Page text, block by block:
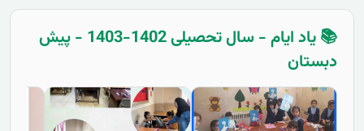
📚 یاد ایام - سال تحصیلی 1402-1403 - پیش
دبستان